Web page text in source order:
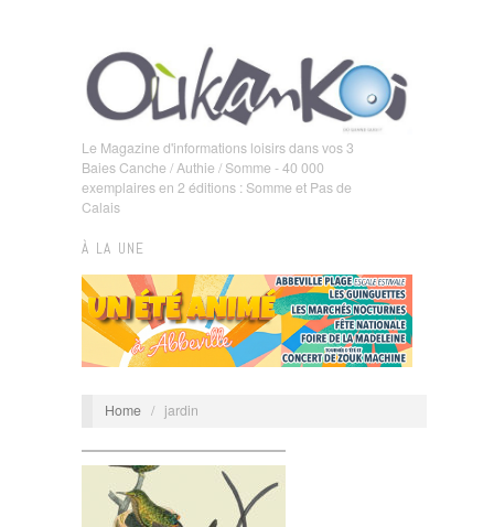
Le Magazine d'informations loisirs dans vos 3
Baies Canche / Authie / Somme - 40 000
exemplaires en 2 éditions : Somme et Pas de
Calais
À LA UNE
Home / jardin